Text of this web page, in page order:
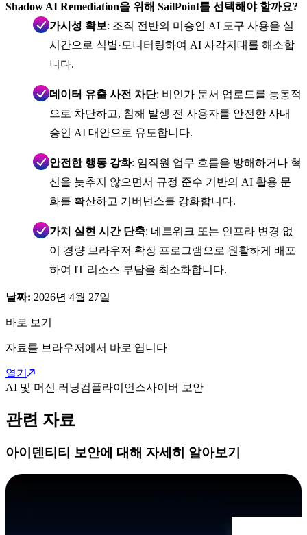
Shadow AI Remediation을 위해 SailPoint를 선택해야 할까요?
가시성 확보: 조직 전반의 미승인 AI 도구 사용을 실
시간으로 식별·모니터링하여 AI 사각지대를 해소합
니다.
데이터 유출 사전 차단: 비인가 문서 업로드를 능동적
으로 차단하고, 침해 발생 전 사용자를 안전한 사내
승인 AI 대안으로 유도합니다.
안전한 행동 강화: 임직원 업무 흐름을 방해하거나 혁
신을 늦추지 않으면서 규정 준수 기반의 AI 활용 문
화를 확산하고 거버넌스를 강화합니다.
가치 실현 시간 단축: 네트워크 또는 인프라 변경 없
이 경량 브라우저 확장 프로그램으로 원활하게 배포
하여 IT 리소스 부담을 최소화합니다.
날짜: 2026년 4월 27일
바로 보기
자료를 브라우저에서 바로 엽니다
열기
AI 및 머신 러닝컴플라이언스사이버 보안
관련 자료
아이덴티티 보안에 대해 자세히 알아보기